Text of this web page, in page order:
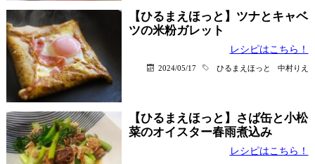
【ひるまえほっと】ツナとキャベ
ツの米粉ガレット
レシピはこちら！
2024/05/17 ひるまえほっと 中村りえ
【ひるまえほっと】さば缶と小松
菜のオイスター春雨煮込み
レシピはこちら！